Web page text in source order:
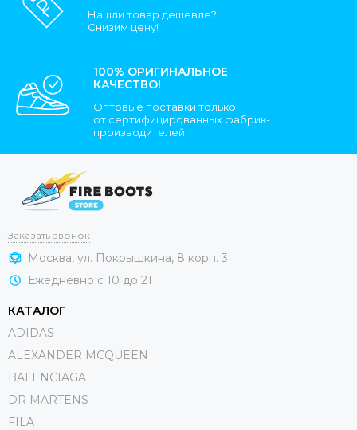
Нашли товар дешевле?
Снизим цену!
100% ОРИГИНАЛЬНОЕ
КАЧЕСТВО!
Оптовые поставки только
от сертифицированных фабрик-
производителей
Заказать звонок
Москва, ул. Покрышкина, 8 корп. 3
Ежедневно с 10 до 21
КАТАЛОГ
ADIDAS
ALEXANDER MCQUEEN
BALENCIAGA
DR MARTENS
FILA